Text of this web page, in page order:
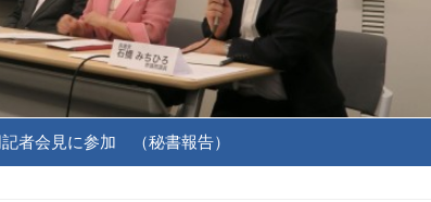
者会見に参加 （秘書報告）